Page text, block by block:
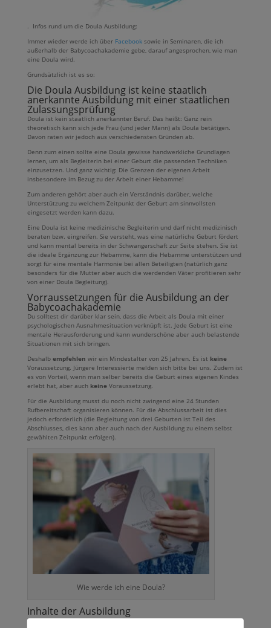
. Infos rund um die Doula Ausbildung:
Immer wieder werde ich über Facebooksowie in Seminaren, die ich
außerhalb der Babycoachakademie gebe, darauf angesprochen, wie man
eine Doula wird.
Grundsätzlich ist es so:
Die Doula Ausbildungist keine staatlich
anerkannte Ausbildung mit einer staatlichen
Zulassungsprüfung
Doula ist kein staatlich anerkannter Beruf. Das heißt: Ganz rein
theoretisch kann sich jede Frau (und jeder Mann) als Doula betätigen.
Davon raten wir jedoch aus verschiedensten Gründen ab.
Denn zum einen sollte eine Doula gewisse handwerkliche Grundlagen
lernen, um als Begleiterin bei einer Geburt die passenden Techniken
einzusetzen. Und ganz wichtig: Die Grenzen der eigenen Arbeit
insbesondere im Bezug zu der Arbeit einer Hebamme!
Zum anderen gehört aber auch ein Verständnis darüber, welche
Unterstützung zu welchem Zeitpunkt der Geburt am sinnvollsten
eingesetzt werden kann dazu.
Eine Doula ist keine medizinische Begleiterin und darf nicht medizinisch
beraten bzw. eingreifen. Sie versteht, was eine natürliche Geburt fördert
und kann mental bereits in der Schwangerschaft zur Seite stehen. Sie ist
die ideale Ergänzung zur Hebamme, kann die Hebamme unterstützen und
sorgt für eine mentale Harmonie bei allen Beteiligten (natürlich ganz
besonders für die Mutter aber auch die werdenden Väter profitieren sehr
von einer Doula Begleitung).
Vorraussetzungen für die Ausbildung an der
Babycoachakademie
Du solltest dir darüber klar sein, dass die Arbeit als Doula mit einer
psychologischen Ausnahmesituation verknüpft ist. Jede Geburt ist eine
mentale Herausforderung und kann wunderschöne aber auch belastende
Situationen mit sich bringen.
Deshalb empfehlen wir ein Mindestalter von 25 Jahren. Es ist keine
Voraussetzung. Jüngere Interessierte melden sich bitte bei uns. Zudem ist
es von Vorteil, wenn man selber bereits die Geburt eines eigenen Kindes
erlebt hat, aber auch keineVoraussetzung.
Für die Ausbildung musst du noch nicht zwingend eine 24 Stunden
Rufbereitschaft organisieren können. Für die Abschlussarbeit ist dies
jedoch erforderlich (die Begleitung von drei Geburten ist Teil des
Abschlusses, dies kann aber auch nach der Ausbildung zu einem selbst
gewählten Zeitpunkt erfolgen).
Wie werde ich eine Doula?
Inhalte der Ausbildung